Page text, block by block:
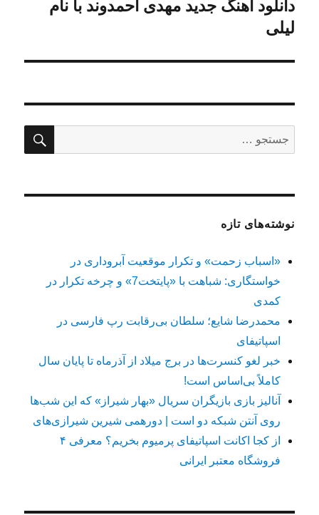
نوشته
بعدی:
دانلود آهنگ جدید مهدی احمدوند با نام
لیلی
برای:
نوشته‌های تازه
«اسباب زحمت» و تکرار موقعیت آبروداری در
خواستگاری: شباهت با «پایتخت7» و چرخه تکرار در
کمدی
محمدرضا شایع؛ سلطان بی‌رقابت رپ فارسی در
اسپاتیفای
خبر لغو کنسرت‌ها در برج میلاد از آذرماه تا پایان سال
کاملاً بی‌اساس است!
آنالیز بازی بازیگران سریال «بهار شیراز» که این شب‌ها
روی آنتن شبکه دو است | دورهمی شیرین شیرازی‌های
از کجا اکانت اسپاتیفای پرمیوم بخریم؟ معرفی ۴
فروشگاه معتبر ایرانی